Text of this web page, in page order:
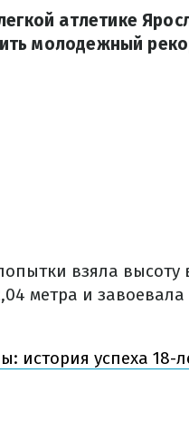
атлетике
молодежный
взяла высоту
метра и завоевала
история успеха 18-